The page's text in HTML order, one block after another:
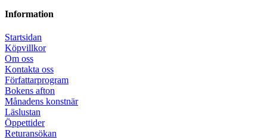
Information
Startsidan
Köpvillkor
Om oss
Kontakta oss
Författarprogram
Bokens afton
Månadens konstnär
Läslustan
Öppettider
Returansökan